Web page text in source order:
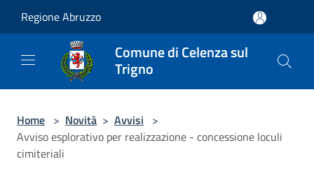
Regione Abruzzo
Comune di Celenza sul
Trigno
Home > Novità > Avvisi >
Avviso esplorativo per realizzazione - concessione loculi
cimiteriali